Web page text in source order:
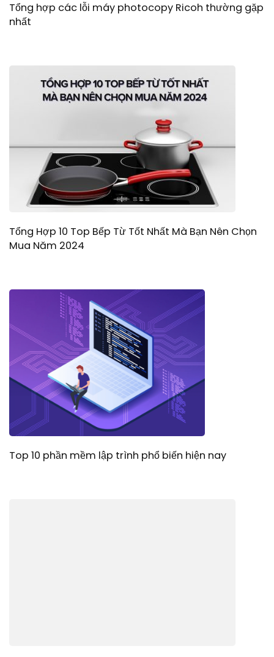
Tổng hợp các lỗi máy photocopy Ricoh thường gặp
nhất
Tổng Hợp 10 Top Bếp Từ Tốt Nhất Mà Bạn Nên Chọn
Mua Năm 2024
Top 10 phần mềm lập trình phổ biến hiện nay